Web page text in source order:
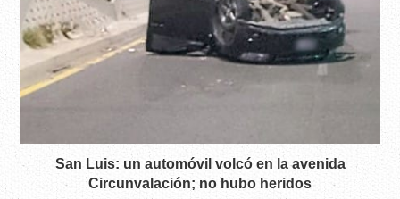
San Luis: un automóvil volcó en la avenida
Circunvalación; no hubo heridos